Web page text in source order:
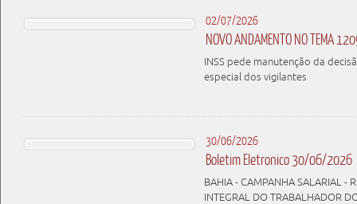
02/07/2026
NOVO ANDAMENTO NO TEMA
INSS pede manutenção da
especial dos vigilantes
30/06/2026
Boletim Eletronico 30/06/2026
BAHIA - CAMPANHA SALARIAL -
INTEGRAL DO TRABALHADOR